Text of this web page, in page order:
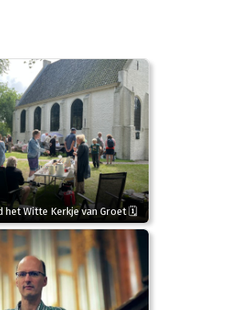
het Witte Kerkje van Groet 🗓